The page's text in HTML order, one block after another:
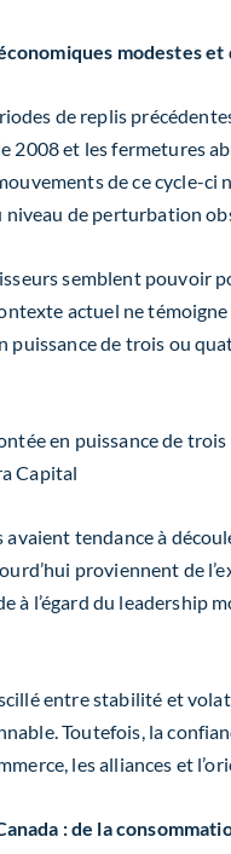
modestes
de replis
2008 et les fermetures
de ce cycle-ci
niveau de perturbation
semblent pouvoir
actuel ne
puissance de trois ou
en puissance de
Capital
avaient tendance à
proviennent de
à l’égard du leadership
entre stabilité et
Toutefois, la
les alliances et
: de la